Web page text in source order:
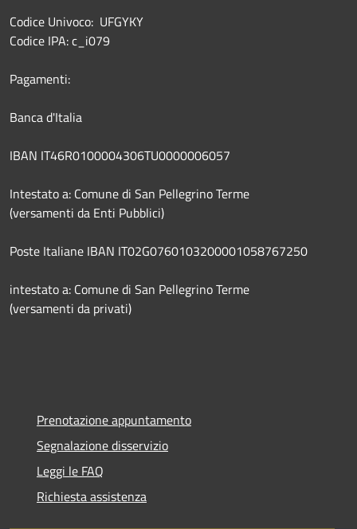
Codice Univoco: UFGYKY
Codice IPA: c_i079
Pagamenti:
Banca d'Italia
IBAN IT46R0100004306TU0000006057
Intestato a: Comune di San Pellegrino Terme
(versamenti da Enti Pubblici)
Poste Italiane IBAN IT02G0760103200001058767250
intestato a: Comune di San Pellegrino Terme
(versamenti da privati)
Prenotazione appuntamento
Segnalazione disservizio
Leggi le FAQ
Richiesta assistenza